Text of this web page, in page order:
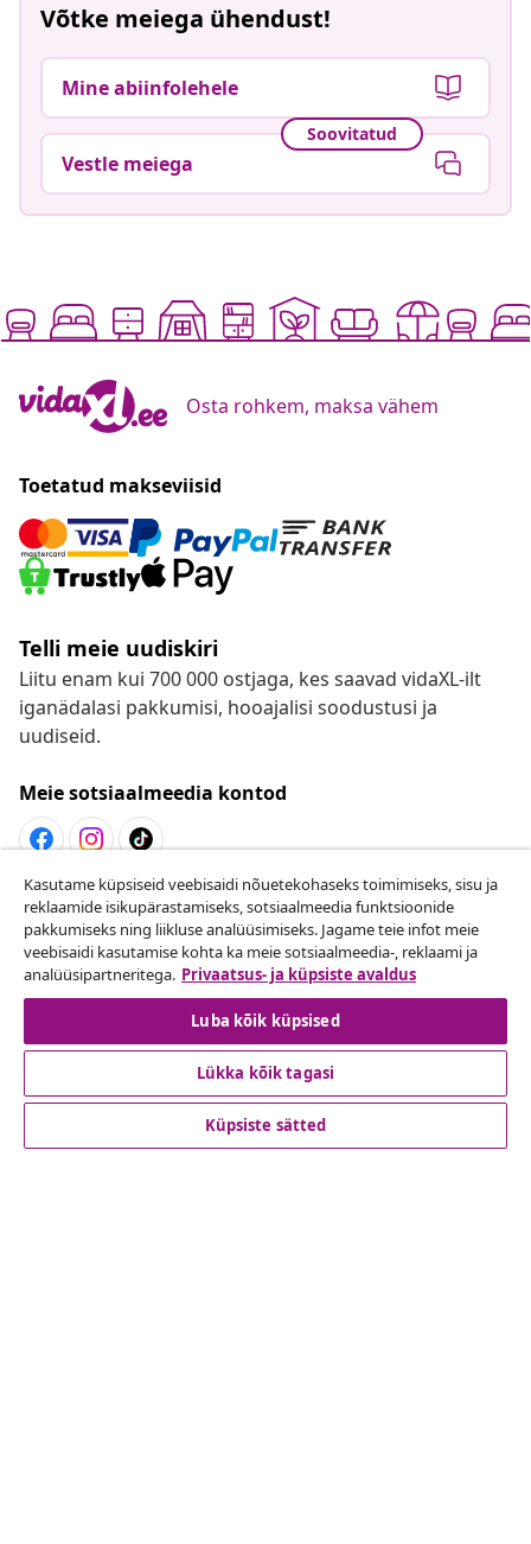
Võtke meiega ühendust!
Mine abiinfolehele
Soovitatud
Vestle meiega
Osta rohkem, maksa vähem
Toetatud makseviisid
Telli meie uudiskiri
Liitu enam kui 700 000 ostjaga, kes saavad vidaXL-ilt
iganädalasi pakkumisi, hooajalisi soodustusi ja
uudiseid.
Meie sotsiaalmeedia kontod
Lepingust taganemine
Esita oma tellimuse kohta tagastamissoov.
Lepingust taganemine
Klienditeenindus
Kasutame küpsiseid veebisaidi nõuetekohaseks toimimiseks, sisu ja
reklaamide isikupärastamiseks, sotsiaalmeedia funktsioonide
pakkumiseks ning liikluse analüüsimiseks. Jagame teie infot meie
veebisaidi kasutamise kohta ka meie sotsiaalmeedia-, reklaami ja
analüüsipartneritega. Privaatsus- ja küpsiste avaldus
Luba kõik küpsised
Lükka kõik tagasi
Küpsiste sätted